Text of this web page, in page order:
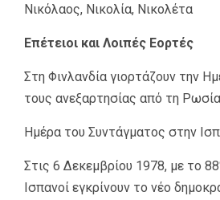
Νικόλαος, Νικολία, Νικολέτα
Επέτειοι και Λοιπές Εορτές
Στη Φινλανδία γιορτάζουν την
τους ανεξαρτησίας από τη
Ημέρα του Συντάγματος στην
Στις 6 Δεκεμβρίου 1978, με το
Ισπανοί εγκρίνουν το νέο